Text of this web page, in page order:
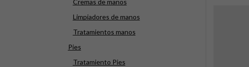
Cremas de manos
Limpiadores de manos
Tratamientos manos
Pies
Tratamiento Pies